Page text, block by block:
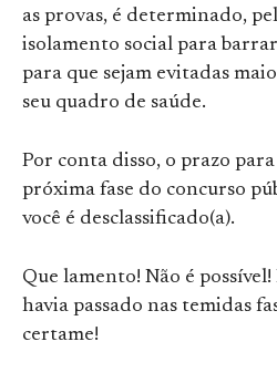
as provas, é determinado,
isolamento social para
para que sejam evitadas
seu quadro de saúde.
Por conta disso, o prazo
próxima fase do concurso
você é desclassificado(a).
Que lamento! Não é
havia passado nas temidas
certame!